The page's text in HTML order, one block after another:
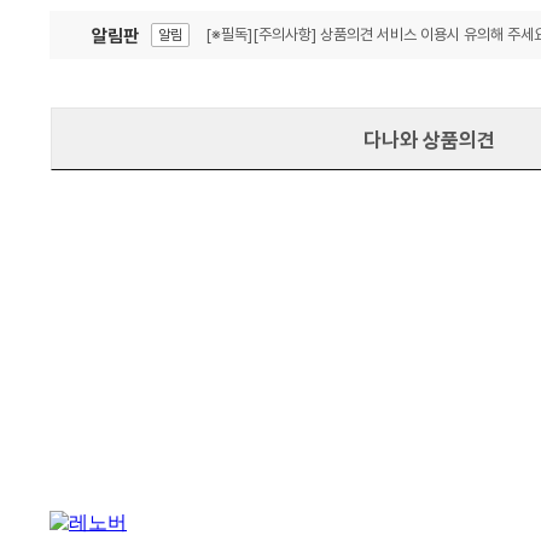
알림판 알림 [※필독][주의사항] 상품의견 서비스 이용시 유의해 주세
다나와 상품의견